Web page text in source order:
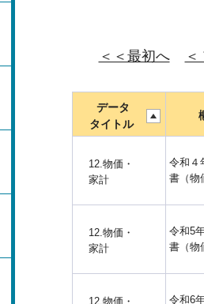
＜＜最初へ
データ
タイトル
12.物価・
家計
令和４
書（物
12.物価・
家計
令和5
書（物
12.物価・
令和6